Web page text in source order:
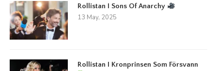
Rollistan I Sons Of Anarchy
13 May, 2025
Rollistan I Kronprinsen Som Försvann